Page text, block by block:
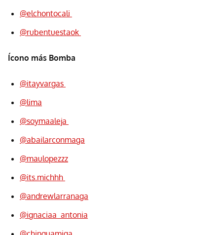
@elchontocali
@rubentuestaok
Ícono más Bomba
@itayvargas
@lima
@soymaaleja
@abailarconmaga
@maulopezzz
@its.michhh
@andrewlarranaga
@ignaciaa_antonia